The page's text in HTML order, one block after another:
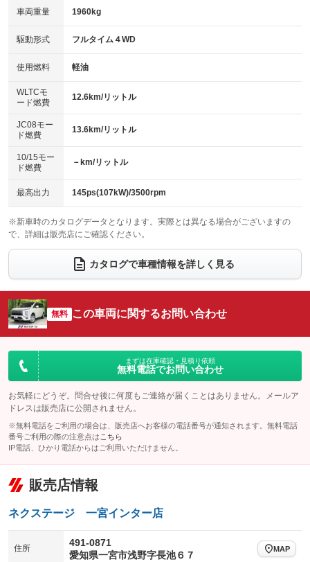
アイドリングストップ
：装備あり
USB入力端子
：装備なし
100V電源
：装備なし
センターデフロック
：装備なし
電動格納ミラー
：装備あり
キーレス
HID(キセノンライト)
：装備なし
バックカメラ
：装備あり
エアロ
：装備なし
：装備なし
パワーシート
ベンチシート
：装備なし
チップアップシート
：装備なし
：装備なし ：装備あり
ウォークスルー
：装備あり
電動リアゲート フロントカメラ
：装備なし
：装備なし ：装備なし
サイドカメラ
：装備なし ルーフレール
：装備なし
：装備なし
：装備なし
車両重量 1960kg
駆動形式 フルタイム４WD
使用燃料 軽油
WLTCモ
ード燃費
12.6km/リットル
JC08モー
ド燃費
13.6km/リットル
10/15モー
ド燃費
－km/リットル
最高出力 145ps(107kW)/3500rpm
※新車時のカタログデータとなります。実際とは異なる場合がございますの
で、詳細は販売店にご確認ください。
カタログで車種情報を詳しく見る
無料 この車両に関するお問い合わせ
まずは在庫確認・見積り依頼
無料電話でお問い合わせ
お気軽にどうぞ。問合せ後に何度もご連絡が届くことはありません。メールア
ドレスは販売店に公開されません。
※無料電話をご利用の場合は、販売店へお客様の電話番号が通知されます。無料電話
番号ご利用の際の注意点は こちら
IP電話、ひかり電話からはご利用いただけません。
販売店情報
ネクステージ 一宮インター店
住所
491-0871
愛知県一宮市浅野字長池６７
MAP